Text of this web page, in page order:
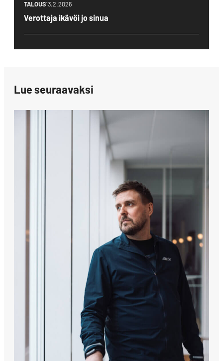
TALOUS13.2.2026
Verottaja ikävöi jo sinua
Lue seuraavaksi